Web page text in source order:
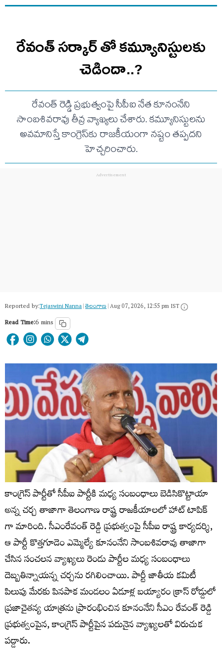
రేవంత్ సర్కార్ తో కమ్యూనిస్టులకు
చెడిందా..?
రేవంత్ రెడ్డి ప్రభుత్వంపై సీపీఐ నేత కూనంనేని
సాంబశివరావు తీవ్ర వ్యాఖ్యలు చేశారు. కమ్యూనిస్టులను
అవమానిస్తే కాంగ్రెస్‌కు రాజకీయంగా నష్టం తప్పదని
హెచ్చరించారు.
Reported by:Tejaswini Nanna|తెలంగాణ‌|Aug 07, 2026, 12:55 pm IST
Read Time:6 mins
కాంగ్రెస్ పార్టీతో సీపీఐ పార్టీకి మధ్య సంబంధాలు బెడిసికొట్టాయా
అన్న చర్చ తాజాగా తెలంగాణ రాష్ట్ర రాజకీయాలలో హాట్ టాపిక్
గా మారింది. సీఎంరేవంత్ రెడ్డి ప్ర‌భుత్వంపై సీపీఐ రాష్ట్ర కార్యదర్శి,
ఆ పార్టీ కొత్తగూడెం ఎమ్మెల్యే కూనంనేని సాంబశివరావు తాజాగా
చేసిన సంచ‌లన వ్యాఖ్యలు రెండు పార్టీల మధ్య సంబంధాలు
దెబ్బతిన్నాయన్న చర్చను రగిలించాయి. పార్టీ జాతీయ కమిటీ
పిలుపు మేరకు పినపాక మండలం ఏడూళ్ల బయ్యారం క్రాస్ రోడ్డులో
ప్రజాచైతన్య యాత్రను ప్రారంభించిన కూనంనేని సీఎం రేవంత్ రెడ్డి
ప్రభుత్వంపైన, కాంగ్రెస్ పార్టీపైన పదునైన వ్యాఖ్యలతో విరుచుక
పడ్డారు.